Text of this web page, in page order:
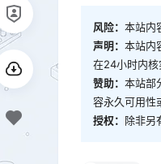
风险： 本站内
声明： 本站内
在24小时内核
赞助： 本站部
容永久可用性
授权： 除非另